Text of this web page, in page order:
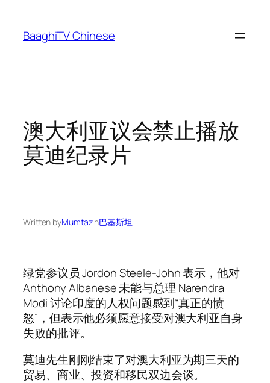
content
BaaghiTV Chinese
澳大利亚议会禁止播放
莫迪纪录片
Written byMumtazin巴基斯坦
绿党参议员 Jordon Steele-John 表示，他对
Anthony Albanese 未能与总理 Narendra
Modi 讨论印度的人权问题感到“真正的愤
怒”，但表示他必须愿意接受对澳大利亚自身
失败的批评。
莫迪先生刚刚结束了对澳大利亚为期三天的
贸易、商业、投资和移民双边会谈。